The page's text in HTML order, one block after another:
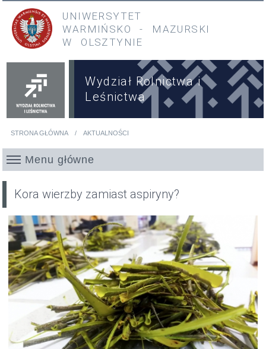
Przejdź do treści
Przejdź do menu głównego
UNIWERSYTET
WARMIŃSKO
- MAZURSKI
W OLSZTYNIE
Wydział Rolnictwa i
Leśnictwa
STRONA GŁÓWNA AKTUALNOŚCI
Menu główne
Kora wierzby zamiast aspiryny?